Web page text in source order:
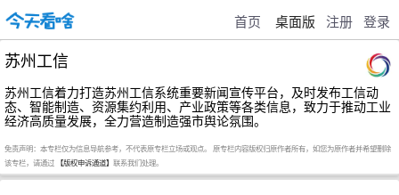
首页 桌面版 注册 登录
苏州工信
苏州工信着力打造苏州工信系统重要新闻宣传平台，及时发布工信动
态、智能制造、资源集约利用、产业政策等各类信息，致力于推动工业
经济高质量发展，全力营造制造强市舆论氛围。
免责声明：本专栏仅为信息导航参考，不代表原专栏立场或观点。 原专栏内容版权归原作者所有，如您为原作者并希望删除
该专栏，请通过 【版权申诉通道】 联系我们处理。